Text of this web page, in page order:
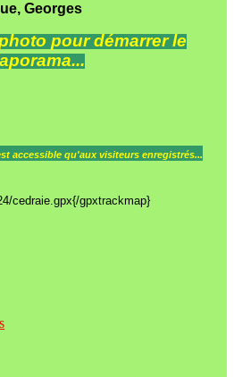
Georges
pour démarrer le
accessible qu'aux visiteurs enregistrés...
cedraie.gpx{/gpxtrackmap}